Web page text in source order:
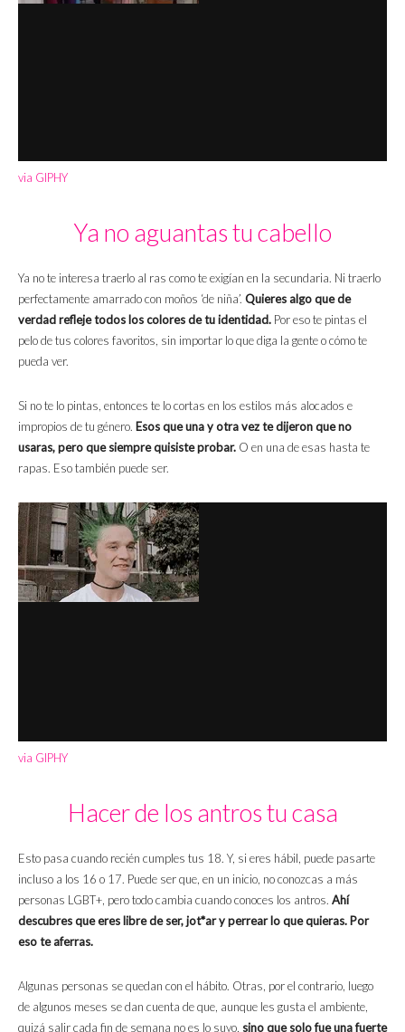
via GIPHY
Ya no aguantas tu cabello
Ya no te interesa traerlo al ras como te exigían en la secundaria. Ni traerlo
perfectamente amarrado con moños ‘de niña’. Quieres algo que de
verdad refleje todos los colores de tu identidad. Por eso te pintas el
pelo de tus colores favoritos, sin importar lo que diga la gente o cómo te
pueda ver.
Si no te lo pintas, entonces te lo cortas en los estilos más alocados e
impropios de tu género. Esos que una y otra vez te dijeron que no
usaras, pero que siempre quisiste probar. O en una de esas hasta te
rapas. Eso también puede ser.
via GIPHY
Hacer de los antros tu casa
Esto pasa cuando recién cumples tus 18. Y, si eres hábil, puede pasarte
incluso a los 16 o 17. Puede ser que, en un inicio, no conozcas a más
personas LGBT+, pero todo cambia cuando conoces los antros. Ahí
descubres que eres libre de ser, jot*ar y perrear lo que quieras. Por
eso te aferras.
Algunas personas se quedan con el hábito. Otras, por el contrario, luego
de algunos meses se dan cuenta de que, aunque les gusta el ambiente,
quizá salir cada fin de semana no es lo suyo, sino que solo fue una fuerte